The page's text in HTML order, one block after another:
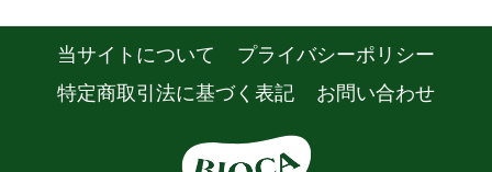
当サイトについて
プライバシーポリシー
特定商取引法に基づく表記
お問い合わせ